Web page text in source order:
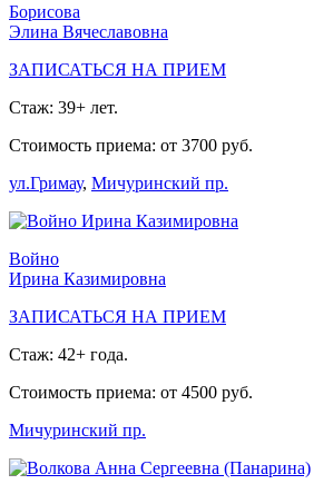
Борисова
Элина Вячеславовна
ЗАПИСАТЬСЯ НА ПРИЕМ
Стаж: 39+ лет.
Стоимость приема: от 3700 руб.
ул.Гримау, Мичуринский пр.
Войно
Ирина Казимировна
ЗАПИСАТЬСЯ НА ПРИЕМ
Стаж: 42+ года.
Стоимость приема: от 4500 руб.
Мичуринский пр.